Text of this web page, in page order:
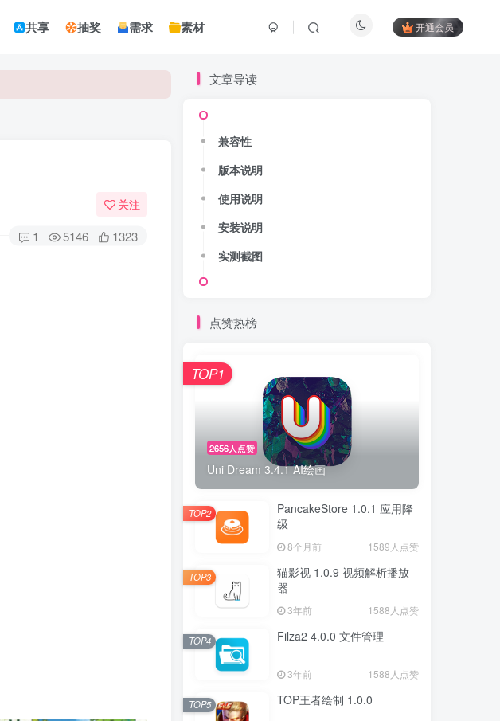
共享 抽奖 需求 素材 开通会员
关注
1 5146 1323
文章导读
兼容性
版本说明
使用说明
安装说明
实测截图
点赞热榜
2656人点赞
Uni Dream 3.4.1 AI绘画
TOP1
PancakeStore 1.0.1 应用降
级
8个月前 1589人点赞
TOP2
猫影视 1.0.9 视频解析播放
器
3年前 1588人点赞
TOP3
Filza2 4.0.0 文件管理
3年前 1588人点赞
TOP4
TOP王者绘制 1.0.0
TOP5